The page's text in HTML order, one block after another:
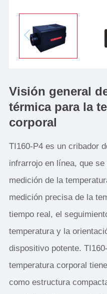
Visión general
térmica para la
corporal
TI160-P4 es un cribador
infrarrojo en línea, que
medición de la
medición precisa de la
tiempo real, el
temperatura y la
dispositivo potente.
temperatura corporal
como estructura